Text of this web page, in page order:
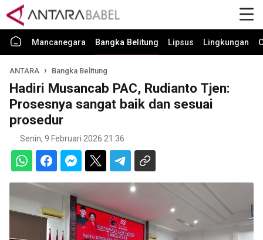
Mancanegara Bangka Belitung Lipsus Lingkungan
ANTARA Bangka Belitung
Hadiri Musancab PAC, Rudianto Tjen:
Prosesnya sangat baik dan sesuai
prosedur
Senin, 9 Februari 2026 21:36